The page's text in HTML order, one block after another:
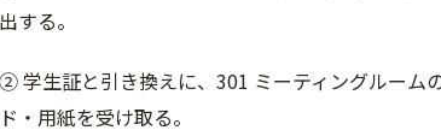
する。
学生証と引き換えに、301 ミーティングルーム
・用紙を受け取る。